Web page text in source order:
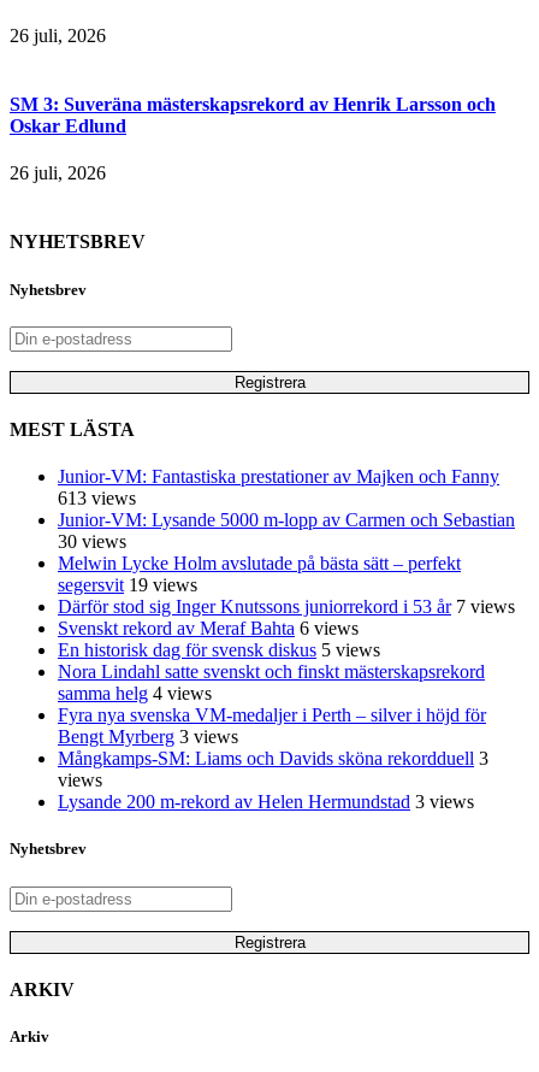
26 juli, 2026
SM 3: Suveräna mästerskapsrekord av Henrik Larsson och
Oskar Edlund
26 juli, 2026
NYHETSBREV
Nyhetsbrev
MEST LÄSTA
Junior-VM: Fantastiska prestationer av Majken och Fanny
613 views
Junior-VM: Lysande 5000 m-lopp av Carmen och Sebastian
30 views
Melwin Lycke Holm avslutade på bästa sätt – perfekt
segersvit 19 views
Därför stod sig Inger Knutssons juniorrekord i 53 år 7 views
Svenskt rekord av Meraf Bahta 6 views
En historisk dag för svensk diskus 5 views
Nora Lindahl satte svenskt och finskt mästerskapsrekord
samma helg 4 views
Fyra nya svenska VM-medaljer i Perth – silver i höjd för
Bengt Myrberg 3 views
Mångkamps-SM: Liams och Davids sköna rekordduell 3
views
Lysande 200 m-rekord av Helen Hermundstad 3 views
Nyhetsbrev
ARKIV
Arkiv